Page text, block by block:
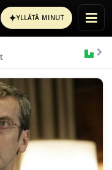
✦YLLÄTÄ MINUT